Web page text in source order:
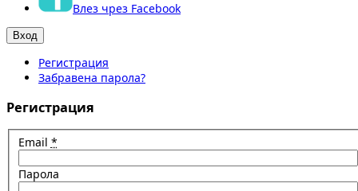
Влез чрез Facebook
Регистрация
Забравена парола?
Регистрация
Email *
Парола